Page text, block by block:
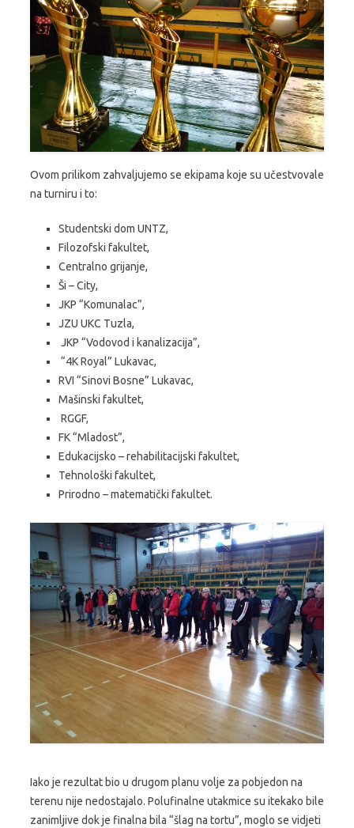
Ovom prilikom zahvaljujemo se ekipama koje su učestvovale
na turniru i to:
Studentski dom UNTZ,
Filozofski fakultet,
Centralno grijanje,
Ši – City,
JKP “Komunalac”,
JZU UKC Tuzla,
JKP “Vodovod i kanalizacija”,
“4K Royal” Lukavac,
RVI “Sinovi Bosne” Lukavac,
Mašinski fakultet,
RGGF,
FK “Mladost”,
Edukacijsko – rehabilitacijski fakultet,
Tehnološki fakultet,
Prirodno – matematički fakultet.
Iako je rezultat bio u drugom planu volje za pobjedon na
terenu nije nedostajalo. Polufinalne utakmice su itekako bile
zanimljive dok je finalna bila “šlag na tortu”, moglo se vidjeti